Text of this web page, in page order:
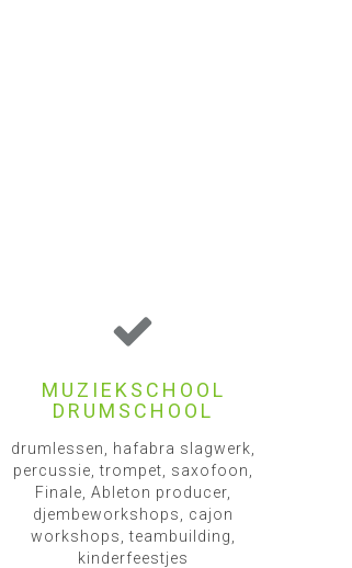
MUZIEKSCHOOL
DRUMSCHOOL
drumlessen, hafabra slagwerk,
percussie, trompet, saxofoon,
Finale, Ableton producer,
djembeworkshops, cajon
workshops, teambuilding,
kinderfeestjes